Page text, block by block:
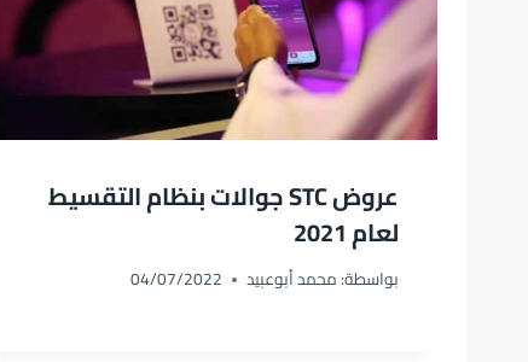
عروض STC جوالات بنظام التقسيط
لعام 2021
بواسطة:محمد أبوعبيد 04/07/2022